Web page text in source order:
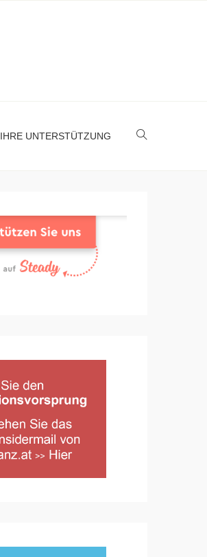
IHRE UNTERSTÜTZUNG